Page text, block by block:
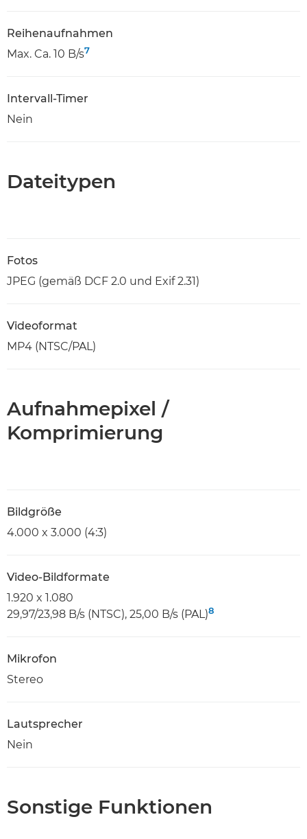
Reihenaufnahmen
Max. Ca. 10 B/s7
Intervall-Timer
Nein
Dateitypen
Fotos
JPEG (gemäß DCF 2.0 und Exif 2.31)
Videoformat
MP4 (NTSC/PAL)
Aufnahmepixel /
Komprimierung
Bildgröße
4.000 x 3.000 (4:3)
Video-Bildformate
1.920 x 1.080
29,97/23,98 B/s (NTSC), 25,00 B/s (PAL)8
Mikrofon
Stereo
Lautsprecher
Nein
Sonstige Funktionen